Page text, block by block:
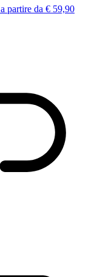
a partire da € 59,90